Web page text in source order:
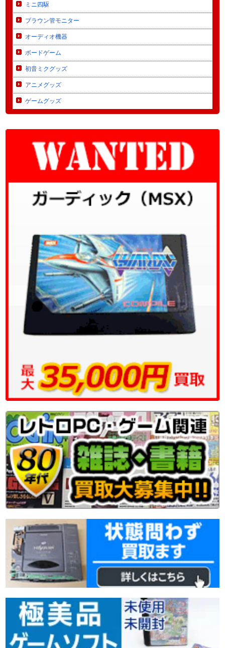
ミニ四駆
ブラウン管モニター
オーディオ機器
ボードゲーム
初音ミクグッズ
アニメグッズ
ゲームグッズ